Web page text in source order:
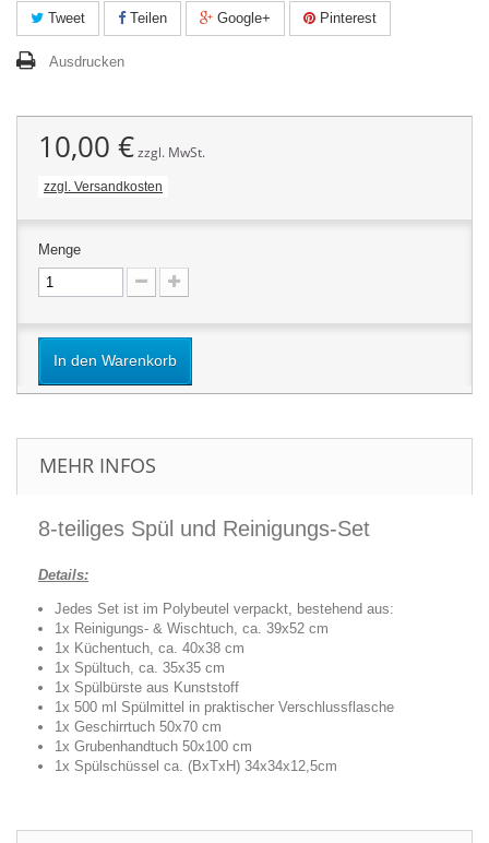
Tweet Teilen Google+ Pinterest
Ausdrucken
10,00 €zzgl. MwSt.
zzgl. Versandkosten
Menge
In den Warenkorb
MEHR INFOS
8-teiliges Spül und Reinigungs-Set
Details:
Jedes Set ist im Polybeutel verpackt, bestehend aus:
1x Reinigungs- & Wischtuch, ca. 39x52 cm
1x Küchentuch, ca. 40x38 cm
1x Spültuch, ca. 35x35 cm
1x Spülbürste aus Kunststoff
1x 500 ml Spülmittel in praktischer Verschlussflasche
1x Geschirrtuch 50x70 cm
1x Grubenhandtuch 50x100 cm
1x Spülschüssel ca. (BxTxH) 34x34x12,5cm